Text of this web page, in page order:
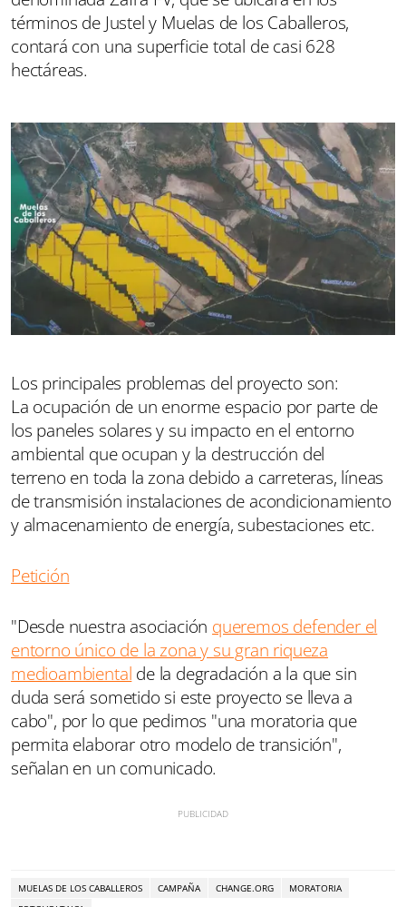
términos de Justel y Muelas de los Caballeros,
contará con una superficie total de casi 628
hectáreas.
Los principales problemas del proyecto son:
La ocupación de un enorme espacio por parte de
los paneles solares y su impacto en el entorno
ambiental que ocupan y la destrucción del
terreno en toda la zona debido a carreteras, líneas
de transmisión instalaciones de acondicionamiento
y almacenamiento de energía, subestaciones etc.
Petición
"Desde nuestra asociación queremos defender el
entorno único de la zona y su gran riqueza
medioambiental de la degradación a la que sin
duda será sometido si este proyecto se lleva a
cabo", por lo que pedimos "una moratoria que
permita elaborar otro modelo de transición",
señalan en un comunicado.
MUELAS DE LOS CABALLEROS CAMPAÑA CHANGE.ORG
MORATORIA